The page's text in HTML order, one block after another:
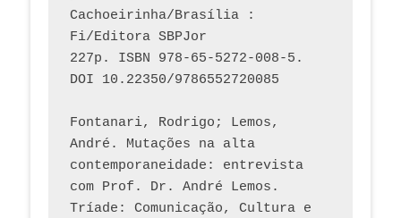
Cachoeirinha/Brasília :
Fi/Editora SBPJor
227p. ISBN 978-65-5272-008-5.
DOI 10.22350/9786552720085
Fontanari, Rodrigo; Lemos,
André. Mutações na alta
contemporaneidade: entrevista
com Prof. Dr. André Lemos.
Tríade: Comunicação, Cultura e